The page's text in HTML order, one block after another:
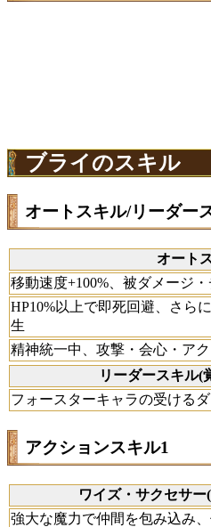
ブライのスキル
オートスキル/リーダー
オート
移動速度+100%、被ダメージ
HP10%以上で即死回避、さら
生
精神統一中、攻撃・会心・ア
リーダースキル(
フォースターキャラの受ける
アクションスキル1
ワイズ・サクセサー
強大な魔力で仲間を包み込み、